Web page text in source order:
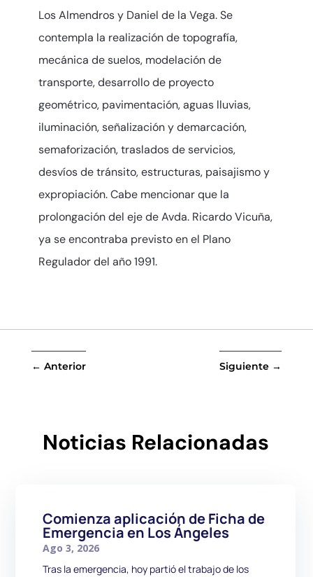
Los Almendros y Daniel de la Vega. Se
contempla la realización de topografía,
mecánica de suelos, modelación de
transporte, desarrollo de proyecto
geométrico, pavimentación, aguas lluvias,
iluminación, señalización y demarcación,
semaforización, traslados de servicios,
desvíos de tránsito, estructuras, paisajismo y
expropiación. Cabe mencionar que la
prolongación del eje de Avda. Ricardo Vicuña,
ya se encontraba previsto en el Plano
Regulador del año 1991.
← Anterior Siguiente →
Noticias Relacionadas
Comienza aplicación de Ficha de
Emergencia en Los Ángeles
Ago 3, 2026
Tras la emergencia, hoy partió el trabajo de los